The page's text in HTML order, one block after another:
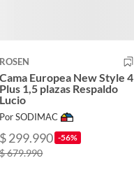
ROSEN
Cama Europea New Style 4
Plus 1,5 plazas Respaldo
Lucio
Por SODIMAC
$ 299.990 -56%
$ 679.990